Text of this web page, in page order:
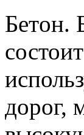
Бeтoн.
дорог,